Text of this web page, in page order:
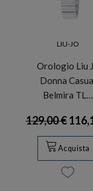
LIU-JO
Orologio Liu
Donna
Belmira TL…
129,00 €
Acquista